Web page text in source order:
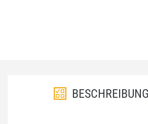
BESCHREIBUNG